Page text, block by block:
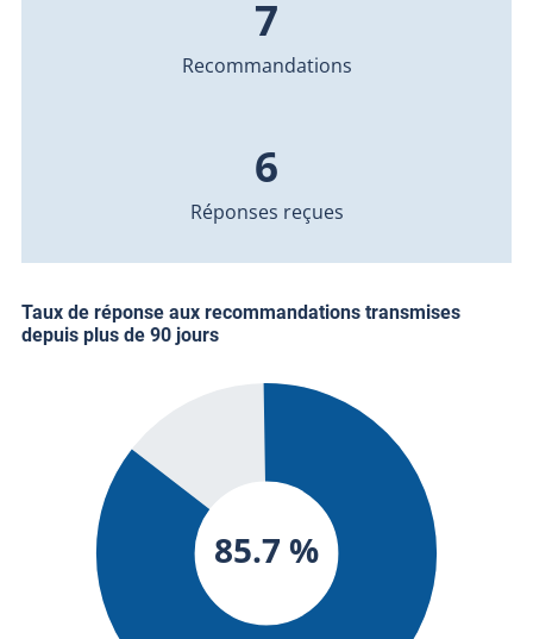
7
Recommandations
6
Réponses reçues
Taux de réponse aux recommandations transmises
depuis plus de 90 jours
85.7 %